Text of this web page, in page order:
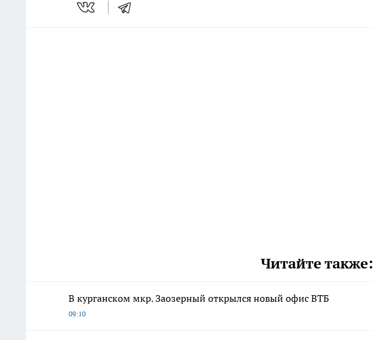
Читайте также:
В курганском мкр. Заозерный открылся новый офис ВТБ
09:10